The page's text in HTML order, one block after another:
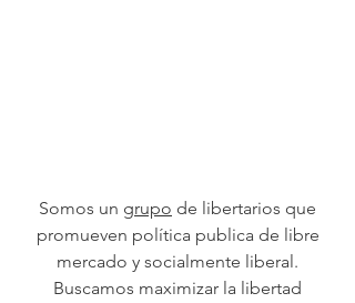
Somos un grupo de libertarios que
promueven política publica de libre
mercado y socialmente liberal.
Buscamos maximizar la libertad